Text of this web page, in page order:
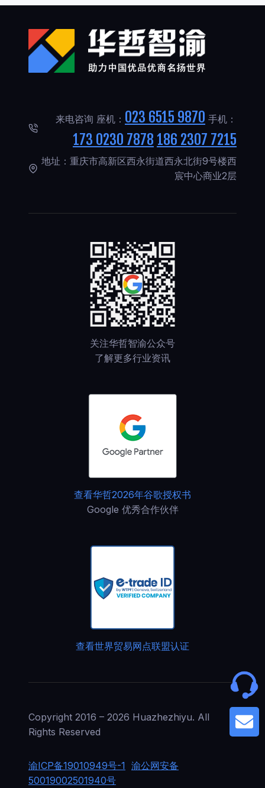
来电咨询 座机： 023 6515 9870 手机：
173 0230 7878 186 2307 7215
地址：重庆市高新区西永街道西永北街9号楼西
宸中心商业2层
关注华哲智渝公众号
了解更多行业资讯
查看华哲2026年谷歌授权书
Google 优秀合作伙伴
查看世界贸易网点联盟认证
Copyright 2016 – 2026 Huazhezhiyu. All
Rights Reserved
渝ICP备19010949号-1 渝公网安备
50019002501940号